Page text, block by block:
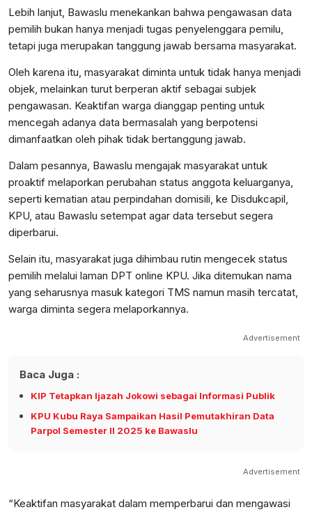
Lebih lanjut, Bawaslu menekankan bahwa pengawasan data
pemilih bukan hanya menjadi tugas penyelenggara pemilu,
tetapi juga merupakan tanggung jawab bersama masyarakat.
Oleh karena itu, masyarakat diminta untuk tidak hanya menjadi
objek, melainkan turut berperan aktif sebagai subjek
pengawasan. Keaktifan warga dianggap penting untuk
mencegah adanya data bermasalah yang berpotensi
dimanfaatkan oleh pihak tidak bertanggung jawab.
Dalam pesannya, Bawaslu mengajak masyarakat untuk
proaktif melaporkan perubahan status anggota keluarganya,
seperti kematian atau perpindahan domisili, ke Disdukcapil,
KPU, atau Bawaslu setempat agar data tersebut segera
diperbarui.
Selain itu, masyarakat juga dihimbau rutin mengecek status
pemilih melalui laman DPT online KPU. Jika ditemukan nama
yang seharusnya masuk kategori TMS namun masih tercatat,
warga diminta segera melaporkannya.
Advertisement
Baca Juga :
KIP Tetapkan Ijazah Jokowi sebagai Informasi Publik
KPU Kubu Raya Sampaikan Hasil Pemutakhiran Data
Parpol Semester II 2025 ke Bawaslu
Advertisement
“Keaktifan masyarakat dalam memperbarui dan mengawasi